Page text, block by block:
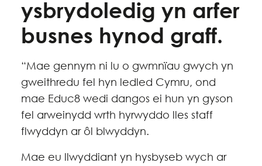
ysbrydoledig yn arfer
busnes hynod graff.
“Mae gennym ni lu o gwmnïau gwych yn
gweithredu fel hyn ledled Cymru, ond
mae Educ8 wedi dangos ei hun yn gyson
fel arweinydd wrth hyrwyddo lles staff
flwyddyn ar ôl blwyddyn.
Mae eu llwyddiant yn hysbyseb wych ar